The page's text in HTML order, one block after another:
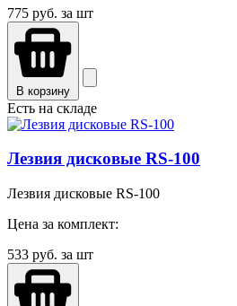
775 руб. за шт
В корзину
Есть на складе
Лезвия дисковые RS-100
Лезвия дисковые RS-100
Цена за комплект:
533 руб. за шт